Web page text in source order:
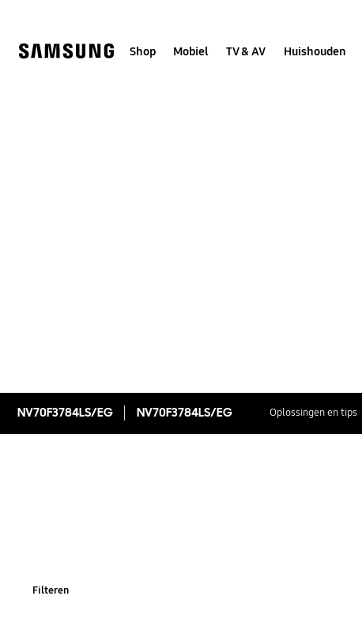
Shop Mobiel TV & AV Huishouden
NV70F3784LS/EG NV70F3784LS/EG Oplossingen en tips
Filteren